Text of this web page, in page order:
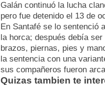
Galán continuó la lucha
pero fue detenido el 13 de
En Santafé se lo sentenció
la horca; después debía
brazos, piernas, pies y
la sentencia con una
sus compañeros fueron
Quizas tambien te